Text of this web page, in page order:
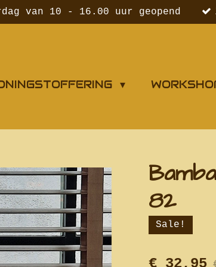
van 10 - 16.00 uur geopend
82
Sale!
€ 32,95